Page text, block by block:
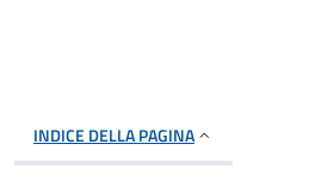
INDICE DELLA PAGINA